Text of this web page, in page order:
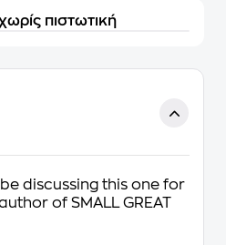
πιστωτική
discussing this one for
of SMALL GREAT